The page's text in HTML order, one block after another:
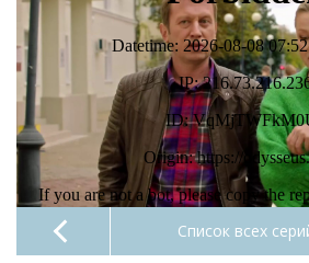
Список всех